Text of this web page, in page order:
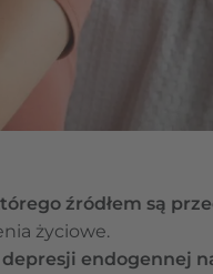
źródłem są
życiowe.
endogennej